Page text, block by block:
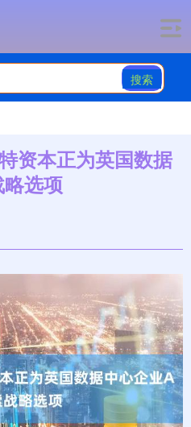
搜索
资本正为英国数据
选项